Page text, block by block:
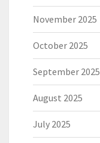
November 2025
October 2025
September 2025
August 2025
July 2025